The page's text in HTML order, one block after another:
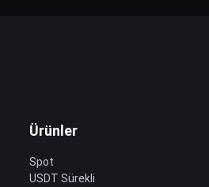
Ürünler
Spot
USDT Sürekli